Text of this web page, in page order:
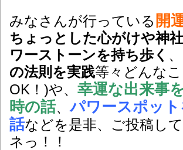
みなさんが行っている 開
ちょっとした心がけや神
ワーストーンを持ち歩く 、
の法則を実践等々どんな
OK！)や、 幸運な出来事
時の話、パワースポッ
話などを是非、ご投稿し
ネっ！！